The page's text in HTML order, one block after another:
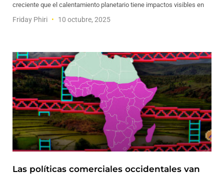
creciente que el calentamiento planetario tiene impactos visibles en
Friday Phiri 10 octubre, 2025
Las políticas comerciales occidentales van